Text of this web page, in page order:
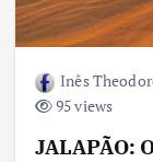
Inês
95 views
JALAPÃO: